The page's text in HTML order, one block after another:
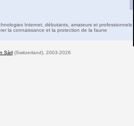
Internet, débutants, amateurs et professionnels
la connaissance et la protection de la faune
Sàrl (Switzerland), 2003-2026